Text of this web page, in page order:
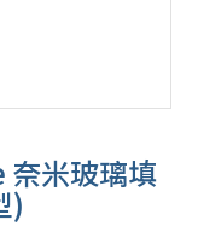
奈米玻璃填
)